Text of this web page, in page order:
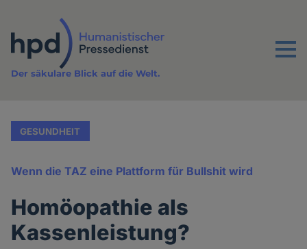
Inhalt
Menu
Der säkulare Blick auf die Welt.
GESUNDHEIT
Wenn die TAZ eine Plattform für Bullshit wird
Homöopathie als
Kassenleistung?